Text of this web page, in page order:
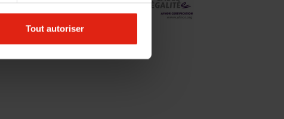
Tout autoriser